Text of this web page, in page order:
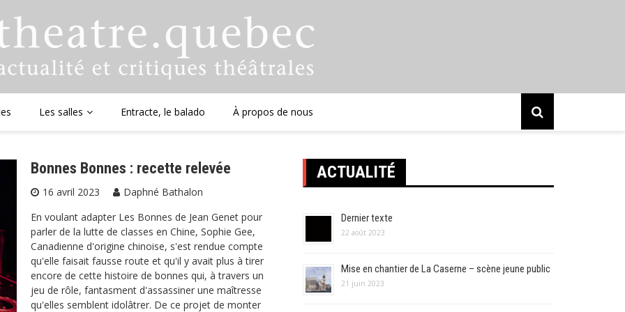
Les salles Entracte, le balado À propos de nous
Bonnes Bonnes : recette relevée
16 avril 2023
Daphné Bathalon
En voulant adapter Les Bonnes de Jean Genet pour
parler de la lutte de classes en Chine, Sophie Gee,
Canadienne d'origine chinoise, s'est rendue compte
qu'elle faisait fausse route et qu'il y avait plus à tirer
encore de cette histoire de bonnes qui, à travers un
jeu de rôle, fantasment d'assassiner une maîtresse
qu'elles semblent idolâtrer. De ce projet de monter
ACTUALITÉ
Dernier texte
22 août 2023
Mise en chantier de La Caserne – scène jeune public
21 juin 2023